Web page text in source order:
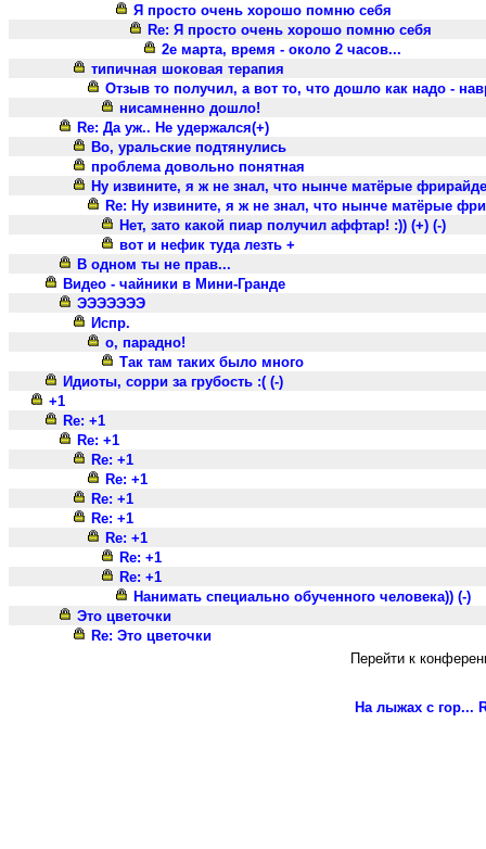
Я просто очень хорошо помню себя
Re: Я просто очень хорошо помню себя
2е марта, время - около 2 часов...
типичная шоковая терапия
Отзыв то получил, а вот то, что дошло как надо -
нисамненно дошло!
Re: Да уж.. Не удержался(+)
Во, уральские подтянулись
проблема довольно понятная
Ну извините, я ж не знал, что нынче матёрые
Re: Ну извините, я ж не знал, что нынче матёрые
Нет, зато какой пиар получил аффтар! :)) (+) (-)
вот и нефик туда лезть +
В одном ты не прав...
Видео - чайники в Мини-Гранде
ЭЭЭЭЭЭЭ
Испр.
о, парадно!
Так там таких было много
Идиоты, сорри за грубость :( (-)
+1
Re: +1
Re: +1
Re: +1
Re: +1
Re: +1
Re: +1
Re: +1
Re: +1
Re: +1
Нанимать специально обученного человека)) (-)
Это цветочки
Re: Это цветочки
Перейти к
На лыжах с гор...